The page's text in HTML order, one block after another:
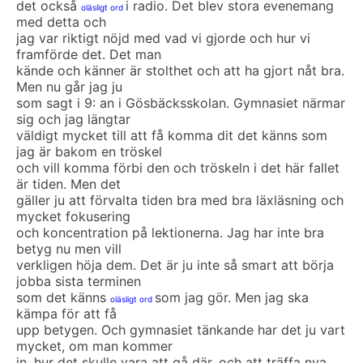
det också oläsligt ord i radio. Det blev stora evenemang
med detta och
jag var riktigt nöjd med vad vi gjorde och hur vi
framförde det. Det man
kände och känner är stolthet och att ha gjort nåt bra.
Men nu går jag ju
som sagt i 9: an i Gösbäcksskolan. Gymnasiet närmar
sig och jag längtar
väldigt mycket till att få komma dit det känns som
jag är bakom en tröskel
och vill komma förbi den och tröskeln i det här fallet
är tiden. Men det
gäller ju att förvalta tiden bra med bra läxläsning och
mycket fokusering
och koncentration på lektionerna. Jag har inte bra
betyg nu men vill
verkligen höja dem. Det är ju inte så smart att börja
jobba sista terminen
som det känns oläsligt ord som jag gör. Men jag ska
kämpa för att få
upp betygen. Och gymnasiet tänkande har det ju vart
mycket, om man kommer